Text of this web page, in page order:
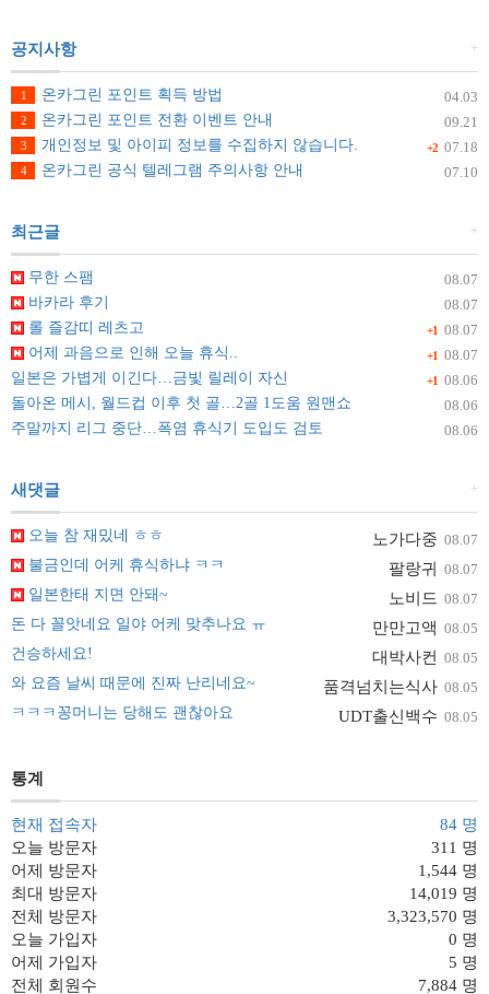
+
공지사항
04.03
1
온카그린 포인트 획득 방법
09.21
2 온카그린 포인트 전환 이벤트 안내
+2 07.18
3
개인정보 및 아이피 정보를 수집하지 않습니다.
07.10
4 온카그린 공식 텔레그램 주의사항 안내
+
최근글
08.07
무한 스팸
08.07
바카라 후기
+1 08.07
롤 즐감띠 레츠고
+1 08.07
어제 과음으로 인해 오늘 휴식..
+1 08.06
일본은 가볍게 이긴다…금빛 릴레이 자신
08.06
돌아온 메시, 월드컵 이후 첫 골…2골 1도움 원맨쇼
08.06
주말까지 리그 중단…폭염 휴식기 도입도 검토
+
새댓글
노가다중 08.07
오늘 참 재밌네 ㅎㅎ
팔랑귀 08.07
불금인데 어케 휴식하냐 ㅋㅋ
노비드 08.07
일본한태 지면 안돼~
만만고액 08.05
돈 다 꼴앗네요 일야 어케 맞추나요 ㅠ
대박사컨 08.05
건승하세요!
품격넘치는식사 08.05
와 요즘 날씨 때문에 진짜 난리네요~
UDT출신백수 08.05
ㅋㅋㅋ꽁머니는 당해도 괜찮아요
통계
현재 접속자
84 명
오늘 방문자
311 명
어제 방문자
1,544 명
최대 방문자
14,019 명
전체 방문자
3,323,570 명
오늘 가입자
0 명
어제 가입자
5 명
전체 회원수
7,884 명